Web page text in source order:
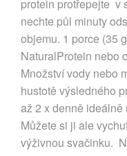
protein protřepejte v
nechte půl minuty
objemu. 1 porce (35
NaturalProtein nebo
Množství vody nebo
hustotě výsledného
až 2 x denně
Můžete si ji ale
výživnou svačinku.